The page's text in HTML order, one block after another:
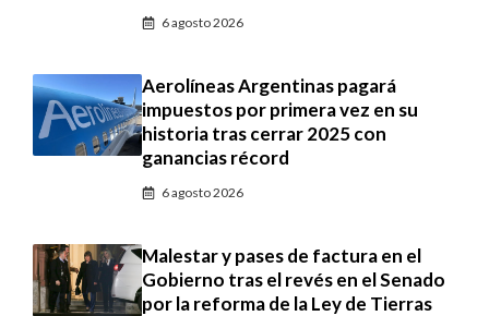
6 agosto 2026
Aerolíneas Argentinas pagará
impuestos por primera vez en su
historia tras cerrar 2025 con
ganancias récord
6 agosto 2026
Malestar y pases de factura en el
Gobierno tras el revés en el Senado
por la reforma de la Ley de Tierras